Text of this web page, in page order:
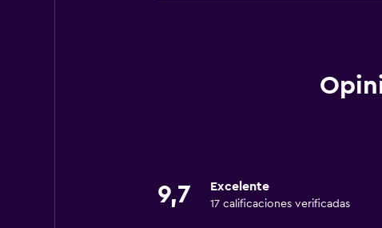
Estacionamiento y transporte
Lavandería
9,7 Excelente
17 calificaciones verificadas